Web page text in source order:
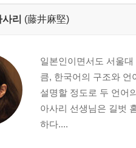
리 (藤井麻堅)
일본인이면서도 서울
큼, 한국어의 구조와
설명할 정도로 두 언어
아사리 선생님은 길벗
하다....